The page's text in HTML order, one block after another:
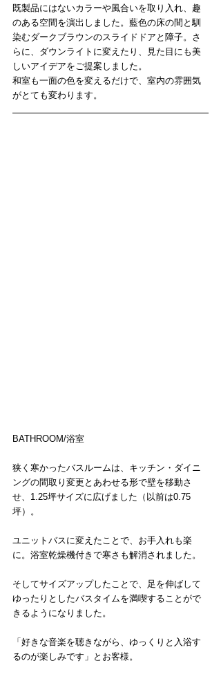
既製品にはないカラーや風合いを取り入れ、趣
のある空間を演出しました。藍色の床の間と馴
染むダークブラウンのスライドドアと障子。さ
らに、ダウンライトに変えたり、見た目にも美
しいアイデアをご提案しました。
和室も一面の色を変えるだけで、室内の雰囲気
がとても変わります。​
​BATHROOM/浴室
狭く寒かったバスルームは、キッチン・ダイニ
ングの間取り変更とあわせる形で壁を移動さ
せ、1.25坪サイズに広げました（以前は0.75
坪）。
ユニットバスに変えたことで、お手入れも楽
に。浴室乾燥機付きで寒さも解消されました。
そしてサイズアップしたことで、足を伸ばして
ゆったりとしたバスタイムを満喫することがで
きるようになりました。
「好きな音楽を聴きながら、ゆっくりと入浴す
るのが楽しみです」とお客様。​​